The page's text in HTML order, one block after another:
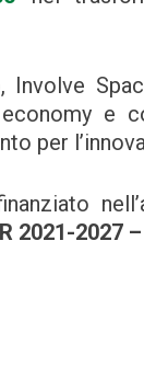
Involve
e
per
2021-2027